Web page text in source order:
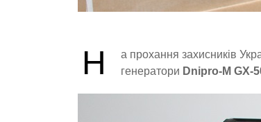
Н
а прохання захисників
генератори Dnipro-M GX-